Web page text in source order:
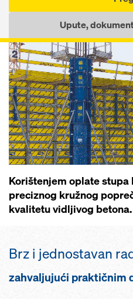
Upute,
Korištenjem oplate stupa
preciznog kružnog
kvalitetu vidljivog betona.
Brz i jednostavan
zahvaljujući praktičnim